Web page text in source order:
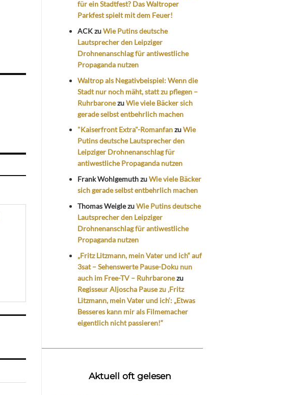
für ein Stadtfest? Das Waltroper
Parkfest spielt mit dem Feuer!
ACKzuWie Putins deutsche
Lautsprecher den Leipziger
Drohnenanschlag für antiwestliche
Propaganda nutzen
Waltrop als Negativbeispiel: Wenn die
Stadt nur noch mäht, statt zu pflegen –
RuhrbaronezuWie viele Bäcker sich
gerade selbst entbehrlich machen
"Kaiserfront Extra"-RomanfanzuWie
Putins deutsche Lautsprecher den
Leipziger Drohnenanschlag für
antiwestliche Propaganda nutzen
Frank WohlgemuthzuWie viele Bäcker
sich gerade selbst entbehrlich machen
Thomas WeiglezuWie Putins deutsche
Lautsprecher den Leipziger
Drohnenanschlag für antiwestliche
Propaganda nutzen
„Fritz Litzmann, mein Vater und ich“ auf
3sat – Sehenswerte Pause-Doku nun
auch im Free-TV – Ruhrbaronezu
Regisseur Aljoscha Pause zu ‚Fritz
Litzmann, mein Vater und ich‘: „Etwas
Besseres kann mir als Filmemacher
eigentlich nicht passieren!“
Aktuell oft gelesen